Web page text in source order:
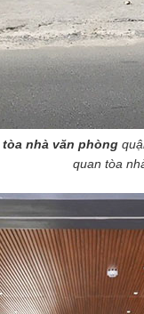
tòa nhà văn phòng
quan tòa